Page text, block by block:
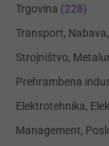
Trgovina (228)
Transport,
Strojništvo,
Prehrambena
Elektrotehnika,
Management,